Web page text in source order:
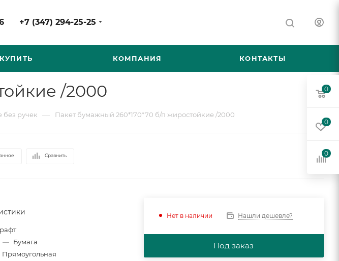
+7 (347) 294-25-25
КОМПАНИЯ КОНТАКТЫ
/2000
ручек — Пакет бумажный 260*170*70 б/п жиростойкие /2000
Сравнить
— Бумага
Прямоугольная
Нет в наличии Нашли дешевле?
Под заказ
0
0
0